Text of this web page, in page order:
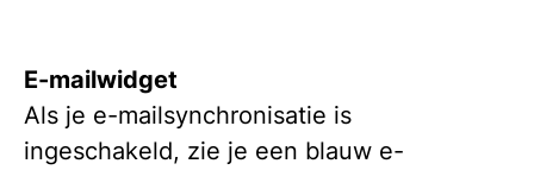
E-mailwidget
Als je e-mailsynchronisatie is
ingeschakeld, zie je een blauw e-